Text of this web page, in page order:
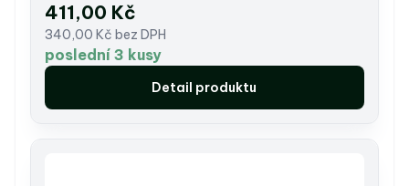
411,00 Kč
340,00 Kč bez DPH
poslední 3 kusy
Detail produktu